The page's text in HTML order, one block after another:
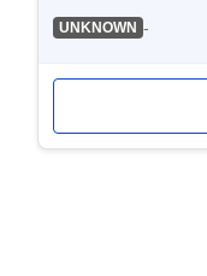
UNKNOWN -